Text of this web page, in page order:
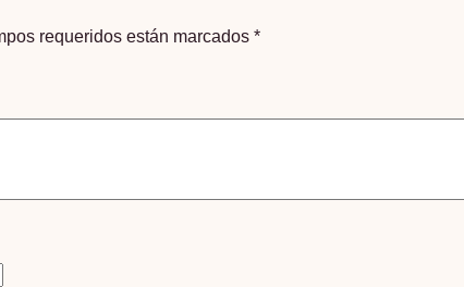
requeridos están marcados *